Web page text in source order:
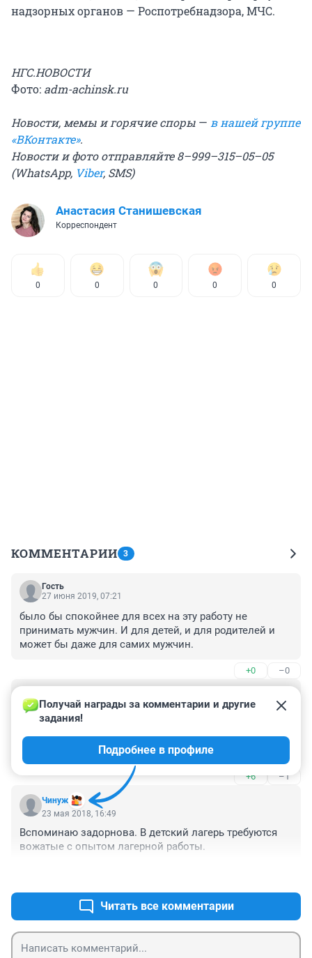
надзорных органов — Роспотребнадзора, МЧС.
НГС.НОВОСТИ
Фото: adm-achinsk.ru
Новости, мемы и горячие споры — в нашей группе
«ВКонтакте».
Новости и фото отправляйте 8–999–315–05–05
(WhatsApp, Viber, SMS)
Анастасия Станишевская
Корреспондент
0 0 0 0 0
КОММЕНТАРИИ 3
Гость
27 июня 2019, 07:21
было бы спокойнее для всех на эту работу не
принимать мужчин. И для детей, и для родителей и
может бы даже для самих мужчин.
+0 –0
23 мая 2018, 16:59
Таааак.... Помнится, совсем недавно огнетушители и
запасные выходы уже повесили на самих
посетителей... Щас вожатых самим под лупой
рассматривать... Мягко говоря, странная позиция
уполномоченных организаций.
+6 –1
Чинуж
Получай награды за комментарии и другие
задания!
Подробнее в профиле
23 мая 2018, 16:49
Вспоминаю задорнова. В детский лагерь требуются
вожатые с опытом лагерной работы.
Читать все комментарии